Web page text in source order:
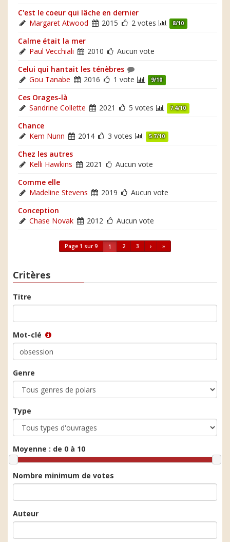
C'est le coeur qui lâche en dernier
Margaret Atwood
2015 2 votes 8/10
Calme était la mer
Paul Vecchiali
2010
Aucun vote
Celui qui hantait les ténèbres
Gou Tanabe
2016 1 vote 9/10
Ces Orages-là
Sandrine Collette
2021 5 votes 7.4/10
Chance
Kem Nunn
2014 3 votes 5.7/10
Chez les autres
Kelli Hawkins
2021
Aucun vote
Comme elle
Madeline Stevens
2019
Aucun vote
Conception
Chase Novak
2012 Aucun vote
Page 1 sur 9 1 2 3 › »
Critères
Titre
Mot-clé
Genre
Type
Moyenne : de 0 à 10
Nombre minimum de votes
Auteur